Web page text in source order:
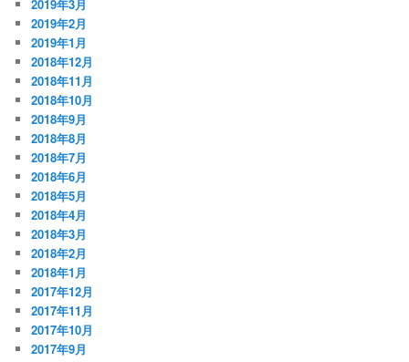
2019年3月
2019年2月
2019年1月
2018年12月
2018年11月
2018年10月
2018年9月
2018年8月
2018年7月
2018年6月
2018年5月
2018年4月
2018年3月
2018年2月
2018年1月
2017年12月
2017年11月
2017年10月
2017年9月